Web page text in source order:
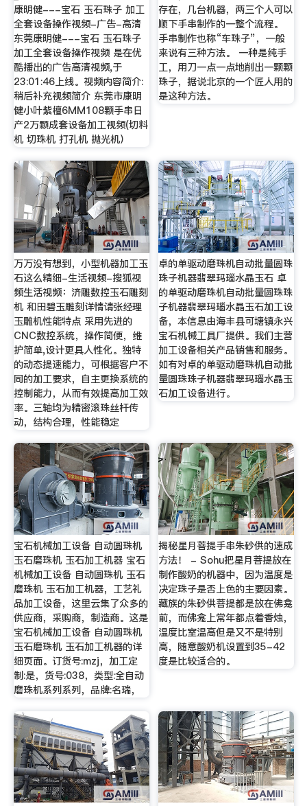
康明健---宝石 玉石珠子 加工
全套设备操作视频-广告-高清
东莞康明健---宝石 玉石珠子
加工全套设备操作视频 是在优
酷播出的广告高清视频,于
23:01:46上线。视频内容简介:
稍后补充视频简介 东莞市康明
健小叶紫檀6MM108颗手串日
产2万颗成套设备加工视频(切料
机 切珠机 打孔机 抛光机）
存在，几台机器，两三个人可以
顺下手串制作的一整个流程。
手串制作也称“车珠子”，一般
来说有三种方法。 一种是纯手
工，用刀一点一点地削出一颗颗
珠子，据说北京的一个匠人用的
是这种方法。
万万没有想到，小型机器加工玉
石这么精细-生活视频-搜狐视
频生活视频：济雕数控玉石雕刻
机 和田碧玉雕刻详情请张经理
玉雕机性能特点 采用先进的
CNC数控系统，操作简便，维
护简单,设计更具人性化。独特
的动态提速能力，可根据客户不
同的加工要求，自主更换系统的
控制能力，从而有效提高加工效
率。三轴均为精密滚珠丝杆传
动，结构合理，性能稳定
卓的单驱动磨珠机自动批量圆珠
珠子机器翡翠玛瑙水晶玉石 卓
的单驱动磨珠机自动批量圆珠珠
子机器翡翠玛瑙水晶玉石加工设
备，本信息由海丰县可塘镇永兴
宝石机械工具厂提供。我们主营
加工设备相关产品销售和服务。
如有对卓的单驱动磨珠机自动批
量圆珠珠子机器翡翠玛瑙水晶玉
石加工设备进行。
宝石机械加工设备 自动圆珠机
玉石磨珠机 玉石加工机器 宝石
机械加工设备 自动圆珠机 玉石
磨珠机 玉石加工机器，工艺礼
品加工设备，这里云集了众多的
供应商，采购商，制造商。这是
宝石机械加工设备 自动圆珠机
玉石磨珠机 玉石加工机器的详
细页面。订货号:mzj，加工定
制:是，货号:038，类型:全自动
磨珠机系列系列，品牌:名瑞，
揭秘星月菩提手串朱砂供的速成
方法！ - Sohu把星月菩提放在
制作酸奶的机器中，因为温度是
决定珠子是否上色的主要因素。
藏族的朱砂供菩提都是放在佛龛
前，而佛龛上常年都点着香烛，
温度比室温高但是又不是特别
高，随意酸奶机设置到35-42
度是比较适合的。